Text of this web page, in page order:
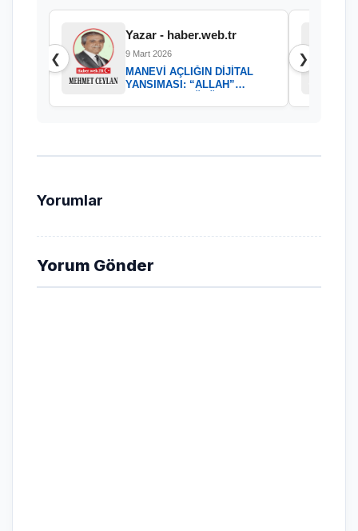
❮
Yazar - haber.web.tr
9 Mart 2026
MANEVİ AÇLIĞIN DİJİTAL
YANSIMASI: “ALLAH”
❯
Yorumlar
Yorum Gönder